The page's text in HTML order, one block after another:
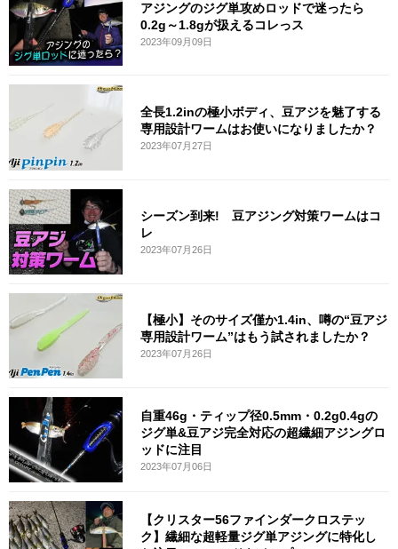
アジングのジグ単攻めロッドで迷ったら
0.2g～1.8gが扱えるコレっス
2023年09月09日
全長1.2inの極小ボディ、豆アジを魅了する
専用設計ワームはお使いになりましたか？
2023年07月27日
シーズン到来! 豆アジング対策ワームはコ
レ
2023年07月26日
【極小】そのサイズ僅か1.4in、噂の“豆アジ
専用設計ワーム”はもう試されましたか？
2023年07月26日
自重46g・ティップ径0.5mm・0.2g0.4gの
ジグ単&豆アジ完全対応の超繊細アジングロ
ッドに注目
2023年07月06日
【クリスター56ファインダークロステッ
ク】繊細な超軽量ジグ単アジングに特化し